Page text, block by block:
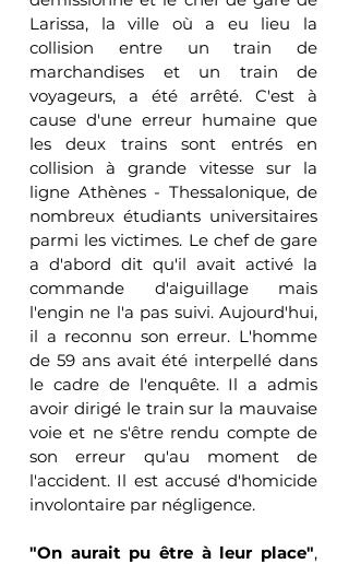
Larissa, la ville où a eu lieu la
collision entre un train de
marchandises et un train de
voyageurs, a été arrêté. C'est à
cause d'une erreur humaine que
les deux trains sont entrés en
collision à grande vitesse sur la
ligne Athènes - Thessalonique, de
nombreux étudiants universitaires
parmi les victimes. Le chef de gare
a d'abord dit qu'il avait activé la
commande d'aiguillage mais
l'engin ne l'a pas suivi. Aujourd'hui,
il a reconnu son erreur. L'homme
de 59 ans avait été interpellé dans
le cadre de l'enquête. Il a admis
avoir dirigé le train sur la mauvaise
voie et ne s'être rendu compte de
son erreur qu'au moment de
l'accident. Il est accusé d'homicide
involontaire par négligence.
"On aurait pu être à leur place",